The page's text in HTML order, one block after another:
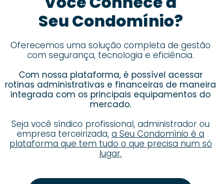
Seu Condomínio?
Oferecemos uma solução completa de gestão
com segurança, tecnologia e eficiência.
Com nossa plataforma, é possível acessar
rotinas administrativas e financeiras de maneira
integrada com os principais equipamentos do
mercado.
Seja você síndico profissional, administrador ou
empresa terceirizada, a Seu Condomínio é a
plataforma que tem tudo o que precisa num só
lugar.